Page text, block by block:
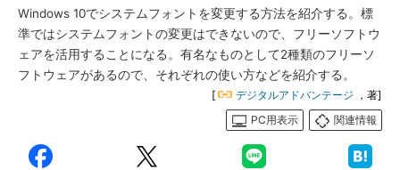
Windows 10でシステムフォントを変更する方法を紹介する。標
準ではシステムフォントの変更はできないので、フリーソフトウ
ェアを活用することになる。有名なものとして2種類のフリーソ
フトウェアがあるので、それぞれの使い方などを紹介する。
[ デジタルアドバンテージ ，著]
PC用表示
関連情報